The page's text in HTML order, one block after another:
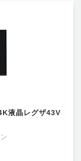
液晶レグザ43V